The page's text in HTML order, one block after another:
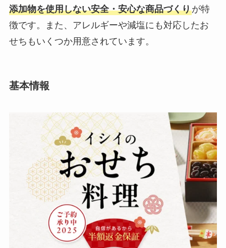
添加物を使用しない安全・安心な商品づくりが特
徴です。また、アレルギーや減塩にも対応したお
せちもいくつか用意されています。
基本情報